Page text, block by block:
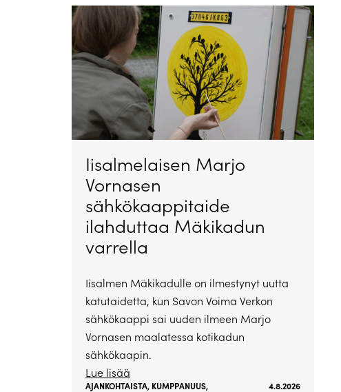
Iisalmelaisen Marjo
Vornasen
sähkökaappitaide
ilahduttaa Mäkikadun
varrella
Iisalmen Mäkikadulle on ilmestynyt uutta
katutaidetta, kun Savon Voima Verkon
sähkökaappi sai uuden ilmeen Marjo
Vornasen maalatessa kotikadun
sähkökaapin.
Lue lisää
AJANKOHTAISTA, KUMPPANUUS,
4.8.2026